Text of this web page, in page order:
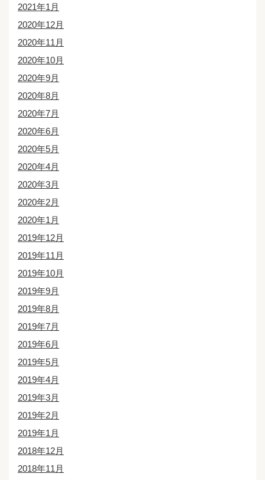
2021年1月
2020年12月
2020年11月
2020年10月
2020年9月
2020年8月
2020年7月
2020年6月
2020年5月
2020年4月
2020年3月
2020年2月
2020年1月
2019年12月
2019年11月
2019年10月
2019年9月
2019年8月
2019年7月
2019年6月
2019年5月
2019年4月
2019年3月
2019年2月
2019年1月
2018年12月
2018年11月